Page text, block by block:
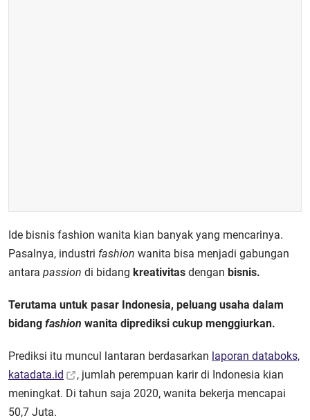
Ide bisnis fashion wanita kian banyak yang mencarinya.
Pasalnya, industri fashion wanita bisa menjadi gabungan
antara passion di bidang kreativitas dengan bisnis.
Terutama untuk pasar Indonesia, peluang usaha dalam
bidang fashion wanita diprediksi cukup menggiurkan.
Prediksi itu muncul lantaran berdasarkan laporan databoks,
katadata.id
, jumlah perempuan karir di Indonesia kian
meningkat. Di tahun saja 2020, wanita bekerja mencapai
50,7 Juta.